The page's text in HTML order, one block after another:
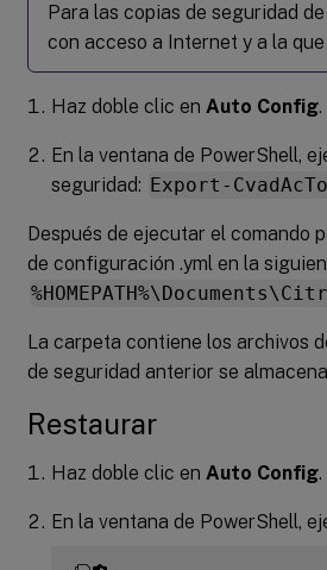
Para las copias de seguridad
con acceso a Internet y a la
Haz doble clic en Auto Config.
En la ventana de PowerShell,
seguridad: Export-
Después de ejecutar el comando
de configuración .yml en la
La carpeta contiene los archivos
de seguridad anterior se
Restaurar
Haz doble clic en Auto Config.
En la ventana de PowerShell,